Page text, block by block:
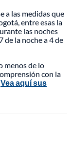
a las medidas que
entre esas la
las noches
de la noche a 4 de
menos de lo
con la
Vea aquí sus